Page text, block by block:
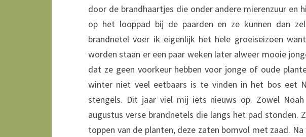
door de brandhaartjes die onder andere mierenzuur en
op het looppad bij de paarden en ze kunnen dan
brandnetel voer ik eigenlijk het hele groeiseizoen
worden staan er een paar weken later alweer mooie
dat ze geen voorkeur hebben voor jonge of oude
winter niet veel eetbaars is te vinden in het bos eet
stengels. Dit jaar viel mij iets nieuws op. Zowel
augustus verse brandnetels die langs het pad stonden.
toppen van de planten, deze zaten bomvol met zaad.